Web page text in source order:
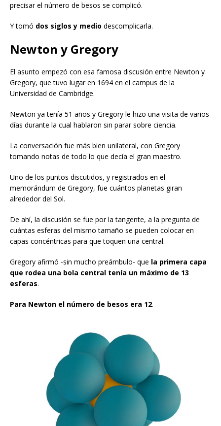
precisar el número de besos se complicó.
Y tomó dos siglos y medio descomplicarla.
Newton y Gregory
El asunto empezó con esa famosa discusión entre Newton y
Gregory, que tuvo lugar en 1694 en el campus de la
Universidad de Cambridge.
Newton ya tenía 51 años y Gregory le hizo una visita de varios
días durante la cual hablaron sin parar sobre ciencia.
La conversación fue más bien unilateral, con Gregory
tomando notas de todo lo que decía el gran maestro.
Uno de los puntos discutidos, y registrados en el
memorándum de Gregory, fue cuántos planetas giran
alrededor del Sol.
De ahí, la discusión se fue por la tangente, a la pregunta de
cuántas esferas del mismo tamaño se pueden colocar en
capas concéntricas para que toquen una central.
Gregory afirmó -sin mucho preámbulo- que la primera capa
que rodea una bola central tenía un máximo de 13
esferas.
Para Newton el número de besos era 12.